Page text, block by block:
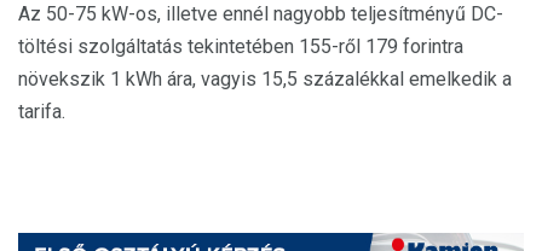
Az 50-75 kW-os, illetve ennél nagyobb teljesítményű DC-
töltési szolgáltatás tekintetében 155-ről 179 forintra
növekszik 1 kWh ára, vagyis 15,5 százalékkal emelkedik a
tarifa.